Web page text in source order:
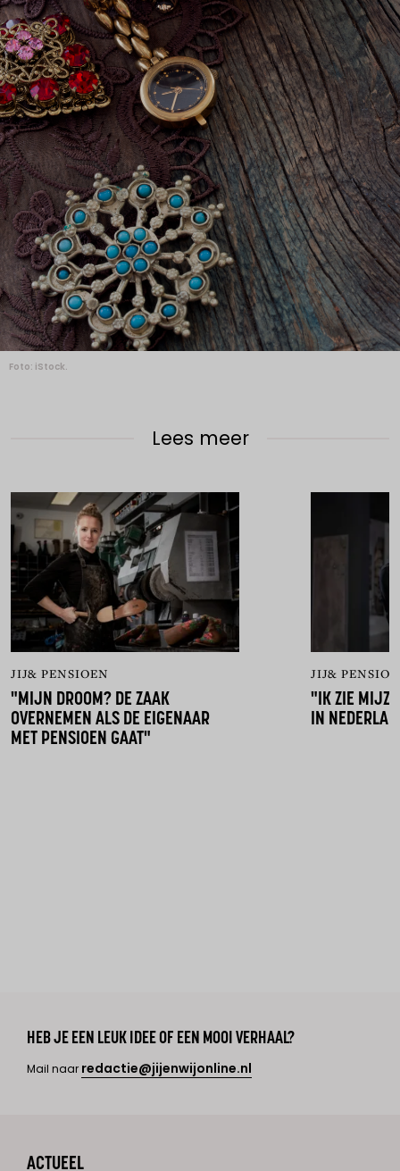
Foto: iStock.
Lees meer
JIJ& PENSIOEN
"MIJN DROOM? DE ZAAK
OVERNEMEN ALS DE EIGENAAR
MET PENSIOEN GAAT"
JIJ&
"IK ZIE
IN
HEB JE EEN LEUK IDEE OF EEN MOOI VERHAAL?
Mail naar redactie@jijenwijonline.nl
ACTUEEL